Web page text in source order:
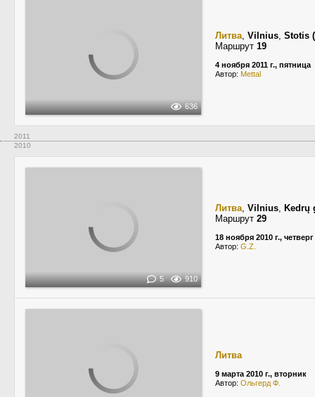
636
Литва, Vilnius, Stotis
Маршрут 19
4 ноября 2011 г., пятница
Автор: Mettal
2011
2010
5 910
Литва, Vilnius, Kedrų
Маршрут 29
18 ноября 2010 г., четверг
Автор: G.Z.
Литва
9 марта 2010 г., вторник
Автор: Ольгерд Ф.